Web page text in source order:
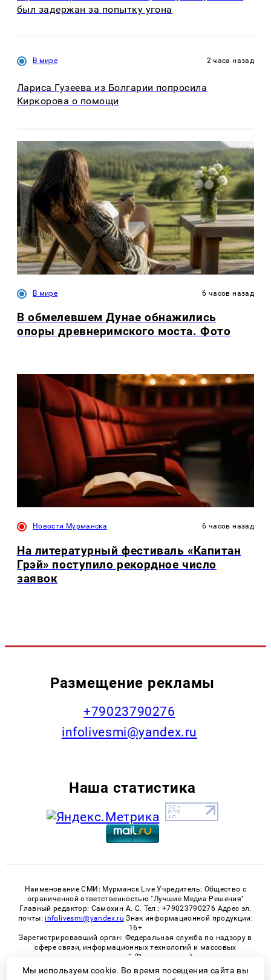
был задержан за попытку угона
В мире 2 часа назад
Лариса Гузеева из Болгарии попросила
Киркорова о помощи
В мире 6 часов назад
В обмелевшем Дунае обнажились
опоры древнеримского моста. Фото
Новости Мурманска 6 часов назад
На литературный фестиваль «Капитан
Грэй» поступило рекордное число
заявок
Размещение рекламы
+79023790276
infolivesmi@yandex.ru
Наша статистика
Наименование СМИ: Мурманск Live Учредитель: Общество с
ограниченной ответственностью "Лучшие Медиа Решения"
Главный редактор: Самохин А. С. Тел.: +79023790276 Адрес эл.
почты: infolivesmi@yandex.ru Знак информационной продукции:
16+
Зарегистрировавший орган: Федеральная служба по надзору в
сфере связи, информационных технологий и массовых
коммуникаций (Роскомнадзор)
Регистрационный номер СМИ ЭЛ № ФС 77 - 82534 от 21.01.2022
Мы используем cookie. Во время посещения сайта вы